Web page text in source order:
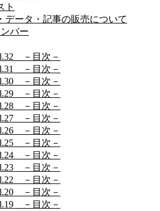
ト
データ・記事の販売について
バー
－目次－
－目次－
－目次－
－目次－
－目次－
－目次－
－目次－
－目次－
－目次－
－目次－
－目次－
－目次－
－目次－